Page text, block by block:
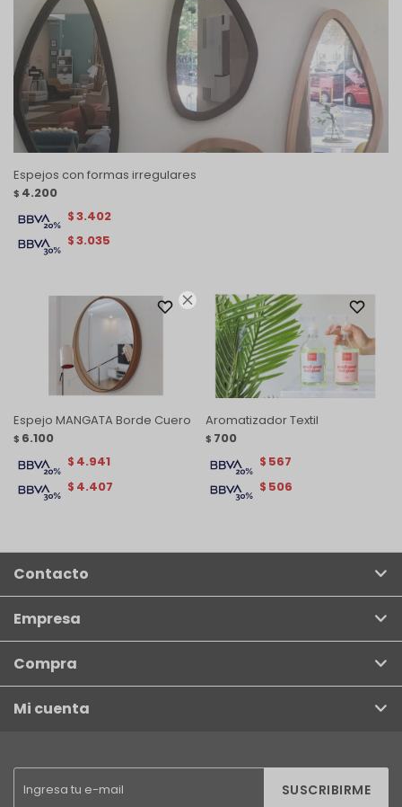

Espejos con formas irregulares
$ 4.200
$3.035
$3.402
Espejo MANGATA Borde Cuero
$ 6.100
$ 4.407
$ 4.941
Aromatizador Textil
$ 700
$ 506
$ 567
SUSCRIBIRME
Contacto
Empresa
Compra
Mi cuenta